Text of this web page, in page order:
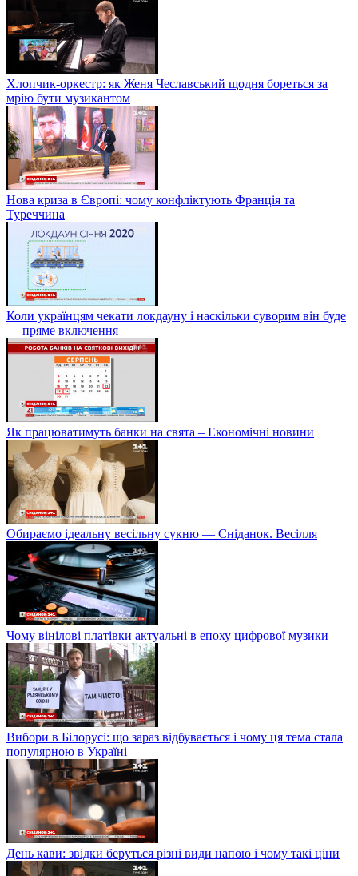
Хлопчик-оркестр: як Женя Чеславський щодня бореться за
мрію бути музикантом
Нова криза в Європі: чому конфліктують Франція та
Туреччина
Коли українцям чекати локдауну і наскільки суворим він буде
— пряме включення
Як працюватимуть банки на свята – Економічні новини
Обираємо ідеальну весільну сукню — Сніданок. Весілля
Чому вінілові платівки актуальні в епоху цифрової музики
Вибори в Білорусі: що зараз відбувається і чому ця тема стала
популярною в Україні
День кави: звідки беруться різні види напою і чому такі ціни